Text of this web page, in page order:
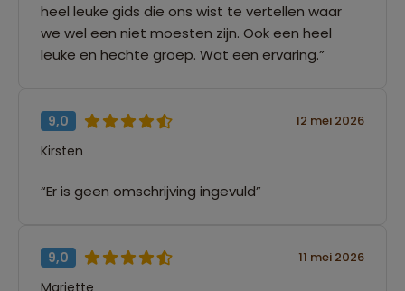
heel leuke gids die ons wist te vertellen waar
we wel een niet moesten zijn. Ook een heel
leuke en hechte groep. Wat een ervaring.”
9,0 12 mei 2026
Kirsten
“Er is geen omschrijving ingevuld”
9,0 11 mei 2026
Mariette